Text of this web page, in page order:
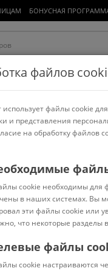
БОНУСНАЯ
Работа и офис Авто и
белый)
файлов
файлы cookie
и представления
на обработку файлов
cookie необходимы для
в наших системах. Вы
эти файлы cookie или
что некоторые разделы
файлы
cookie настраиваются